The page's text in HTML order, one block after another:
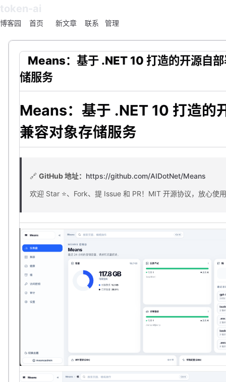
博客园 首页 新文章 联系 管理
Means：基于 .NET 10 打造的开源自
储服务
Means：基于 .NET 10 打造的
兼容对象存储服务
🔗 GitHub 地址： https://github.com/AIDotNet/Means
欢迎 Star ⭐、Fork、提 Issue 和 PR！MIT 开源协议，放心使